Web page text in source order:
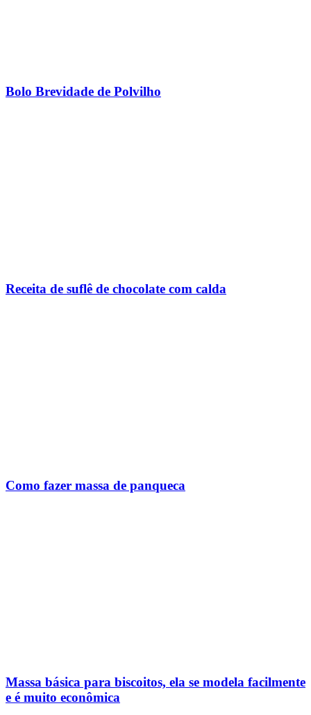
Bolo Brevidade de Polvilho
Receita de suflê de chocolate com calda
Como fazer massa de panqueca
Massa básica para biscoitos, ela se modela facilmente
e é muito econômica